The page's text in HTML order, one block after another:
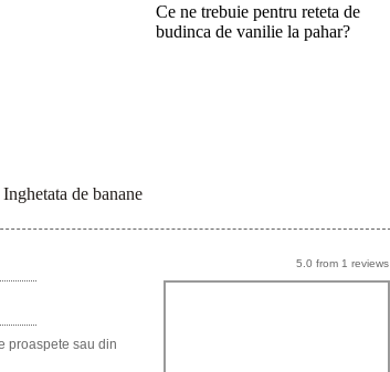
Inghetata de banane
Ce ne trebuie pentru reteta de
budinca de vanilie la pahar?
5.0 from 1 reviews
proaspete sau din